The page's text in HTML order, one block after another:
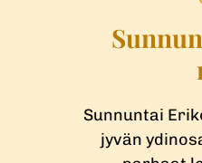
Sunnuntai
jyvän